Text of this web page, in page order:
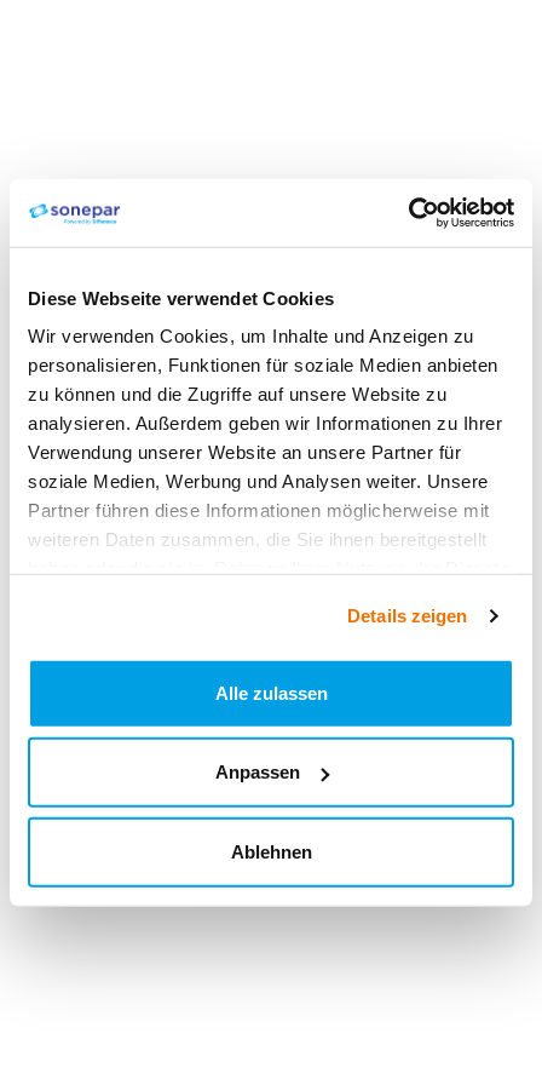
Diese Webseite verwendet Cookies
Wir verwenden Cookies, um Inhalte und Anzeigen zu
personalisieren, Funktionen für soziale Medien anbieten
zu können und die Zugriffe auf unsere Website zu
analysieren. Außerdem geben wir Informationen zu Ihrer
Verwendung unserer Website an unsere Partner für
soziale Medien, Werbung und Analysen weiter. Unsere
Partner führen diese Informationen möglicherweise mit
weiteren Daten zusammen, die Sie ihnen bereitgestellt
Details zeigen
Alle zulassen
Anpassen
Ablehnen